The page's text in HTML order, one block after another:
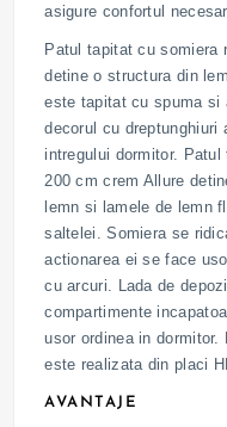
asigure confortul necesar.
Patul tapitat cu somiera
detine o structura din
este tapitat cu spuma si
decorul cu dreptunghiuri
intregului dormitor.
200 cm crem Allure
lemn si lamele de lemn
saltelei. Somiera se
actionarea ei se face
cu arcuri. Lada de
compartimente
usor ordinea in
este realizata din placi
AVANTAJE